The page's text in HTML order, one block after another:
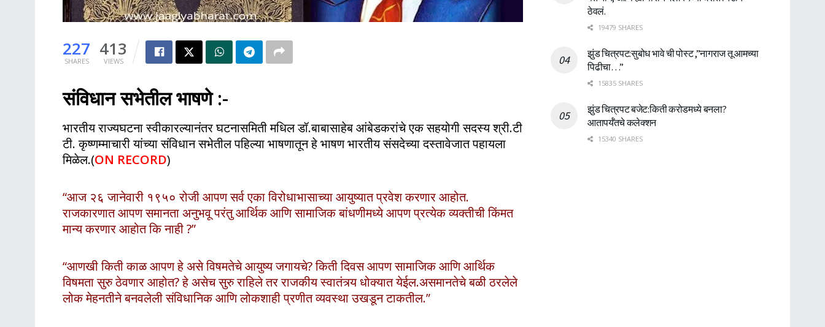
227
SHARES
413
VIEWS
संविधान सभेतील भाषणे :-
भारतीय राज्यघटना स्वीकारल्यानंतर घटनासमिती मधिल डॉ.बाबासाहेब आंबेडकरांचे एक सहयोगी सदस्य श्री.टी
टी. कृष्णम्माचारी यांच्या संविधान सभेतील पहिल्या भाषणातून हे भाषण भारतीय संसदेच्या दस्तावेजात पहायला
मिळेल.(ON RECORD)
“आज २६ जानेवारी १९५० रोजी आपण सर्व एका विरोधाभासाच्या आयुष्यात प्रवेश करणार आहोत.
राजकारणात आपण समानता अनुभवू परंतु आर्थिक आणि सामाजिक बांधणीमध्ये आपण प्रत्येक व्यक्तीची किंमत
मान्य करणार आहोत कि नाही ?”
“आणखी किती काळ आपण हे असे विषमतेचे आयुष्य जगायचे? किती दिवस आपण सामाजिक आणि आर्थिक
विषमता सुरु ठेवणार आहोत?हे असेच सुरु राहिले तर राजकीय स्वातंत्र्य धोक्यात येईल.असमानतेचे बळी ठरलेले
लोक मेहनतीने बनवलेली संविधानिक आणि लोकशाही प्रणीत व्यवस्था उखडून टाकतील.”
ठेवलं.
19479 SHARES
झुंड चित्रपट:सुबोध भावे ची पोस्ट ,”नागराज तू आमच्या
पिढीचा…”
15835 SHARES
झुंड चित्रपट बजेट:किती करोडमध्ये बनला?
आतापर्यँतचे कलेक्शन
15340 SHARES